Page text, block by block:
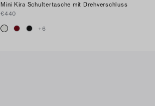
Mini Kira Schultertasche mit Drehverschluss
€440
+6